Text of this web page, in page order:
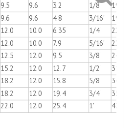
9.5 9.6 3.2 1/8'
19.8
9.6 9.6 4.8 3/16'
19.8
12.0 10.0 6.35 1/4'
22.0
12.0 10.0 7.9 5/16' 22.0
12.5 12.0 9.5 3/8'
24.0
15.2 12.0 12.7 1/2'
31.0
18.2 12.0 15.8 5/8' 34.3
18.2 12.0 19.4 3/4'
35.0
22.0 12.0 25.4 1' 43.0